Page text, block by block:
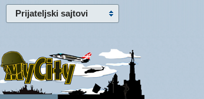
Prijateljski sajtovi